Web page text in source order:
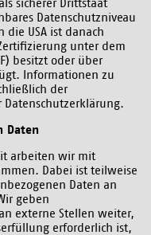
sicherer Drittstaat
Datenschutzniveau
USA ist danach
unter dem
besitzt oder über
Informationen zu
der
Datenschutzerklärung.
Daten
arbeiten wir mit
Dabei ist teilweise
Daten an
geben
externe Stellen weiter,
erforderlich ist,